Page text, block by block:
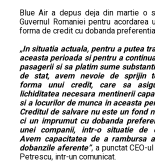
Blue Air a depus deja din martie o
Guvernul Romaniei pentru acordarea
forma de credit cu dobanda
„In situatia actuala, pentru a putea
aceasta perioada si pentru a
pasagerii si sa platim sume
de stat, avem nevoie de sprijin
forma unui credit, care sa
lichiditatea necesara mentinerii
si a locurilor de munca in aceasta
Creditul de salvare nu este un fond
ci un imprumut cu dobanda
unei companii, intr-o situatie de
Avem capacitatea de a rambursa
dobanzile aferente”, a punctat CEO-
Petrescu, intr-un comunicat.